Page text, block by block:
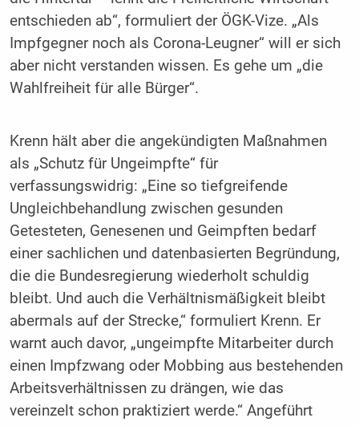
entschieden ab“, formuliert der ÖGK-Vize. „Als
Impfgegner noch als Corona-Leugner“ will er sich
aber nicht verstanden wissen. Es gehe um „die
Wahlfreiheit für alle Bürger“.
Krenn hält aber die angekündigten Maßnahmen
als „Schutz für Ungeimpfte“ für
verfassungswidrig: „Eine so tiefgreifende
Ungleichbehandlung zwischen gesunden
Getesteten, Genesenen und Geimpften bedarf
einer sachlichen und datenbasierten Begründung,
die die Bundesregierung wiederholt schuldig
bleibt. Und auch die Verhältnismäßigkeit bleibt
abermals auf der Strecke,“ formuliert Krenn. Er
warnt auch davor, „ungeimpfte Mitarbeiter durch
einen Impfzwang oder Mobbing aus bestehenden
Arbeitsverhältnissen zu drängen, wie das
vereinzelt schon praktiziert werde.“ Angeführt